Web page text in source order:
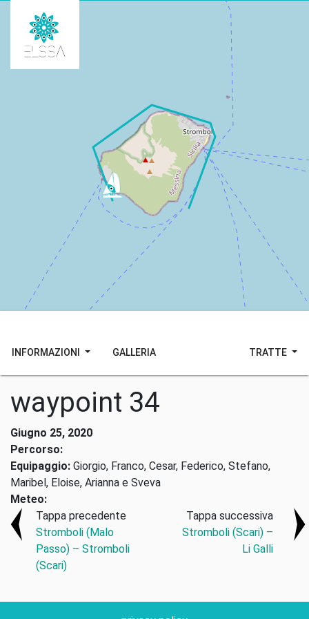
INFORMAZIONI GALLERIA TRATTE
waypoint 34
Giugno 25, 2020
Percorso:
Equipaggio: Giorgio, Franco, Cesar, Federico, Stefano,
Maribel, Eloise, Arianna e Sveva
Meteo:
Tappa precedente
Stromboli (Malo
Passo) – Stromboli
(Scari)
Tappa successiva
Stromboli (Scari) –
Li Galli